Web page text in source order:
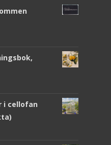
i cellofan